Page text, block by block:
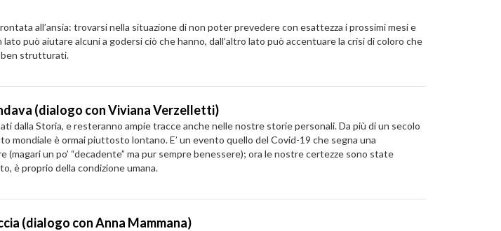
all’ansia: trovarsi nella situazione di non poter prevedere con esattezza i prossimi mesi e
può aiutare alcuni a godersi ciò che hanno, dall’altro lato può accentuare la crisi di coloro che
ben strutturati.
(dialogo con Viviana Verzelletti)
dalla Storia, e resteranno ampie tracce anche nelle nostre storie personali. Da più di un secolo
mondiale è ormai piuttosto lontano. E’ un evento quello del Covid-19 che segna una
un po’ “decadente” ma pur sempre benessere); ora le nostre certezze sono state
è proprio della condizione umana.
(dialogo con Anna Mammana)